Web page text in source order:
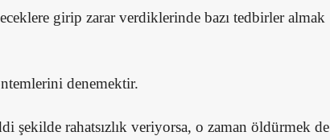
girip zarar verdiklerinde bazı tedbirler almak
denemektir.
şekilde rahatsızlık veriyorsa, o zaman öldürmek de